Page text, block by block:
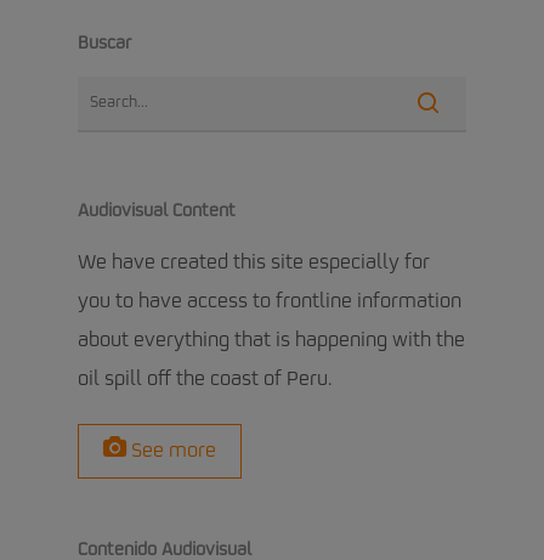
Buscar
Audiovisual Content
We have created this site especially for
you to have access to frontline information
about everything that is happening with the
oil spill off the coast of Peru.
See more
Contenido Audiovisual